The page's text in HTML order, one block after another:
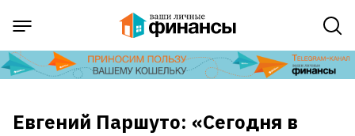
Евгений Паршуто: «Сегодня в